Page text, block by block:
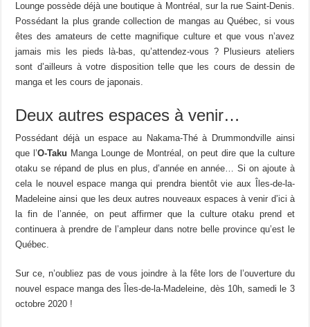
Lounge possède déjà une boutique à Montréal, sur la rue Saint-Denis.
Possédant la plus grande collection de mangas au Québec, si vous
êtes des amateurs de cette magnifique culture et que vous n’avez
jamais mis les pieds là-bas, qu’attendez-vous ? Plusieurs ateliers
sont d’ailleurs à votre disposition telle que les cours de dessin de
manga et les cours de japonais.
Deux autres espaces à venir…
Possédant déjà un espace au Nakama-Thé à Drummondville ainsi
que l’O-Taku Manga Lounge de Montréal, on peut dire que la culture
otaku se répand de plus en plus, d’année en année… Si on ajoute à
cela le nouvel espace manga qui prendra bientôt vie aux Îles-de-la-
Madeleine ainsi que les deux autres nouveaux espaces à venir d’ici à
la fin de l’année, on peut affirmer que la culture otaku prend et
continuera à prendre de l’ampleur dans notre belle province qu’est le
Québec.
Sur ce, n’oubliez pas de vous joindre à la fête lors de l’ouverture du
nouvel espace manga des Îles-de-la-Madeleine, dès 10h, samedi le 3
octobre 2020 !